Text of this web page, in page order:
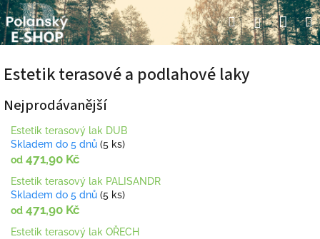
Přejít
na
obsah
HledatPřihlášení
Estetik terasové a podlahové laky
Nejprodávanější
Estetik terasový lak DUB
Skladem do 5 dnů (5 ks)
od 471,90 Kč
Estetik terasový lak PALISANDR
Skladem do 5 dnů (5 ks)
od 471,90 Kč
Estetik terasový lak OŘECH